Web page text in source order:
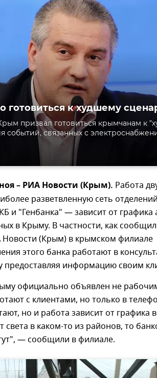
готовиться к худшему
призвал готовиться крымчанам к
событий, связанных с
– РИА Новости (Крым). Работа
разветвленную сеть
и "Генбанка" — зависит от
в Крыму. В частности, как
Новости (Крым) в крымском филиале
этого банка работают в
предоставляя информацию своим
официально объявлен не
с клиентами, но только в
но и работа зависит от графика
света в каком-то из районов, то
— сообщили в филиале.